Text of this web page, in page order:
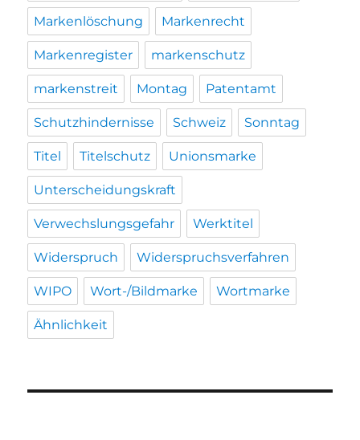
Markenlöschung Markenrecht
Markenregister markenschutz
markenstreit Montag Patentamt
Schutzhindernisse Schweiz Sonntag
Titel Titelschutz Unionsmarke
Unterscheidungskraft
Verwechslungsgefahr Werktitel
Widerspruch Widerspruchsverfahren
WIPO Wort-/Bildmarke Wortmarke
Ähnlichkeit